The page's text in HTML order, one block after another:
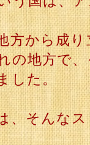
方から成
の地方で
した。
、そんな